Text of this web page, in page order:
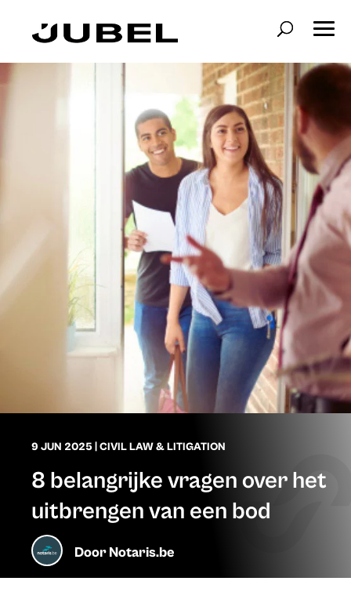
9 JUN 2025 CIVIL LAW & LITIGATION
8 belangrijke vragen over het
uitbrengen van een bod
DoorNotaris.be